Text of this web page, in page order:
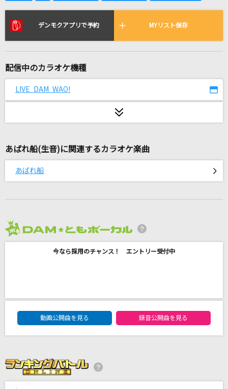
リアルタイムで歌われている曲の一覧
セレナーデ
[生音]言えないよ
群像夏
パン野実々美
好きすぎて滅！
ray
BUMP OF CHICKEN
君を知らない
Pale Blue(ビデオクリップバージョン)
米津玄師
デンモクアプリで予約 MYリスト保存
配信中のカラオケ機種
LIVE DAM WAO!
あばれ船(生音)に関連するカラオケ楽曲
あばれ船
今なら採用のチャンス！ エントリー受付中
DAM★ともボーカルエントリーランキング
動画公開曲を見る
録音公開曲を見る